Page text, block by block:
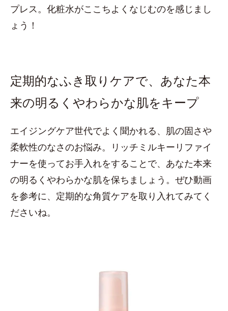
プレス。化粧水がここちよくなじむのを感じまし
ょう！
定期的なふき取りケアで、あなた本
来の明るくやわらかな肌をキープ
エイジングケア世代でよく聞かれる、肌の固さや
柔軟性のなさのお悩み。リッチミルキーリファイ
ナーを使ってお手入れをすることで、あなた本来
の明るくやわらかな肌を保ちましょう。ぜひ動画
を参考に、定期的な角質ケアを取り入れてみてく
ださいね。